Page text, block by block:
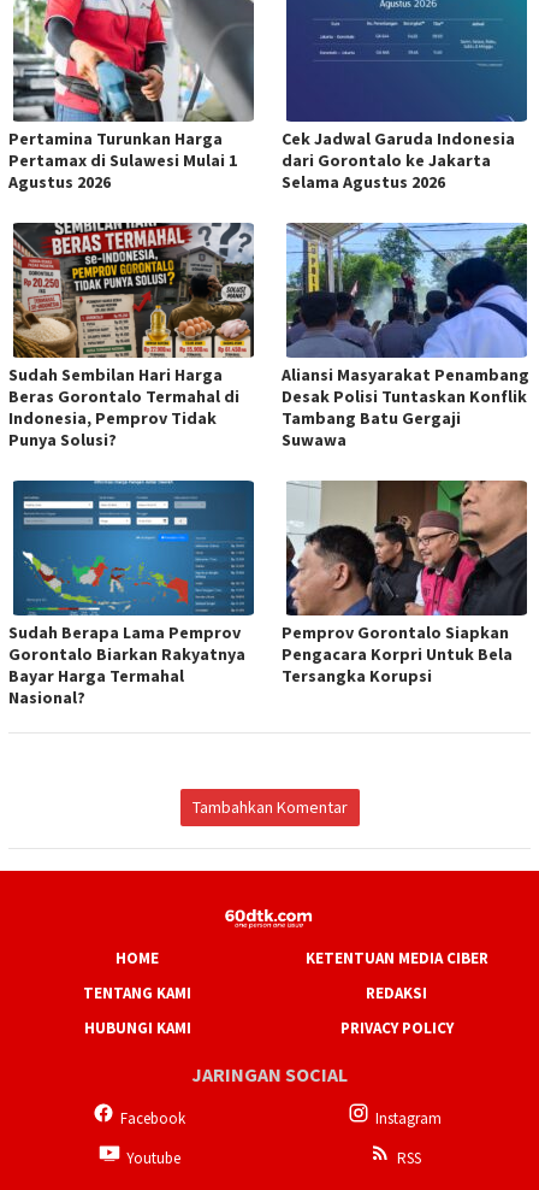
Pertamina Turunkan Harga
Pertamax di Sulawesi Mulai 1
Agustus 2026
Cek Jadwal Garuda Indonesia
dari Gorontalo ke Jakarta
Selama Agustus 2026
Sudah Sembilan Hari Harga
Beras Gorontalo Termahal di
Indonesia, Pemprov Tidak
Punya Solusi?
Aliansi Masyarakat Penambang
Desak Polisi Tuntaskan Konflik
Tambang Batu Gergaji
Suwawa
Sudah Berapa Lama Pemprov
Gorontalo Biarkan Rakyatnya
Bayar Harga Termahal
Nasional?
Pemprov Gorontalo Siapkan
Pengacara Korpri Untuk Bela
Tersangka Korupsi
Tambahkan Komentar
HOME
KETENTUAN MEDIA CIBER
TENTANG KAMI
REDAKSI
HUBUNGI KAMI
PRIVACY POLICY
JARINGAN SOCIAL
Facebook
Instagram
Youtube
RSS